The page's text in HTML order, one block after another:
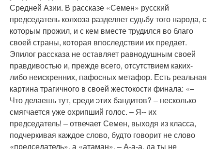
Средней Азии. В рассказе «Семен» русский
председатель колхоза разделяет судьбу того народа, с
которым прожил, и с кем вместе трудился во благо
своей страны, которая впоследствии их предает.
Эпилог рассказа не оставляет равнодушным своей
правдивостью и, прежде всего, отсутствием каких-
либо неискренних, пафосных метафор. Есть реальная
картина трагичного в своей жестокости финала: «–
Что делаешь тут, среди этих бандитов? – несколько
смягчается уже охрипший голос. – Я-- их
председатель! – отвечает Семен, выходя из класса,
подчеркивая каждое слово, будто говорит не слово
«председатель», а «атаман». – А-а-а, да ты не